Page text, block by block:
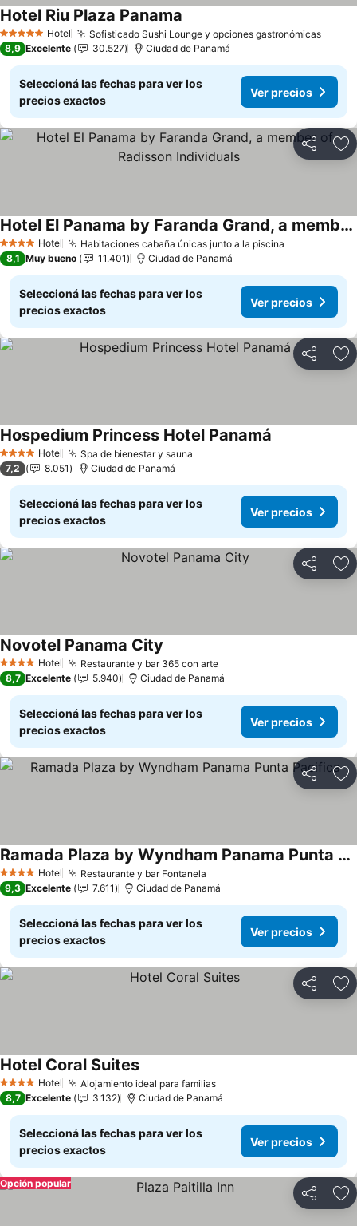
5 Estrellas Hotel Sofisticado Sushi Lounge y opciones gastronómicasVer
Hotel Riu Plaza Panama
8,9 Excelente 30.527 Ciudad de Panamá
Seleccioná las fechas para ver los
precios exactos
Ver precios
Compartir
4 EstrellasHotel Habitaciones cabaña únicas junto a la piscina
Hotel El Panama by Faranda Grand, a member of Radisson Individuals
Ver precios
8,1 Muy bueno 11.401 Ciudad de Panamá
Seleccioná las fechas para ver los
precios exactos
Ver precios
Compartir
4 EstrellasHotel Spa de bienestar y sauna
Hospedium Princess Hotel Panamá
7,2 8.051 Ciudad de Panamá
Seleccioná las fechas para ver los
precios exactos
Ver precios
Compartir
4 EstrellasHotel Restaurante y bar 365 con arteVer precios
Novotel Panama City
8,7 Excelente 5.940 Ciudad de Panamá
Seleccioná las fechas para ver los
precios exactos
Ver precios
Compartir
4 EstrellasHotel Restaurante y bar Fontanela
Ramada Plaza by Wyndham Panama Punta Pacifica
Ver precios
9,3 Excelente 7.611 Ciudad de Panamá
Seleccioná las fechas para ver los
precios exactos
Ver precios
Compartir
4 EstrellasHotel Alojamiento ideal para familiasVer precios
Hotel Coral SuitesVer precios
8,7 Excelente 3.132 Ciudad de Panamá
Seleccioná las fechas para ver los
precios exactos
Ver precios
Compartir
Opción popular